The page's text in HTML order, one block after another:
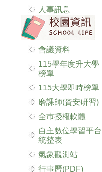
人事訊息
會議資料
115學年度升大學
榜單
115大學即時榜單
磨課師(資安研習)
全巿授權軟體
自主數位學習平台
統整表
氣象觀測站
行事曆(PDF)